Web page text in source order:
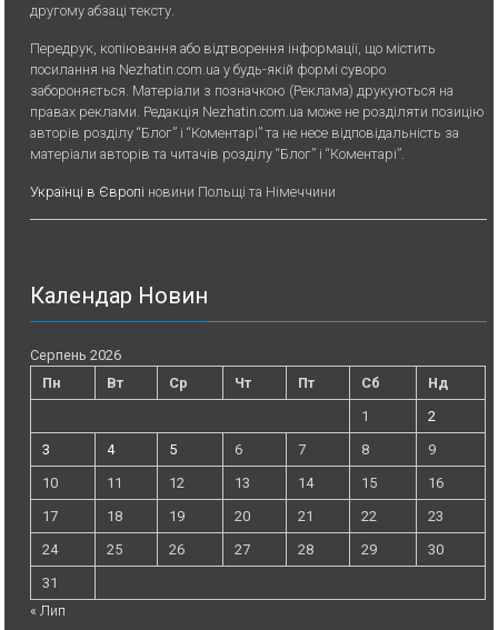
другому абзаці тексту.
Передрук, копiювання або вiдтворення iнформацiї, що мiстить
посилання на Nezhatin.com.ua у будь-якiй формi суворо
забороняється. Матеріали з позначкою (Реклама) друкуються на
правах реклами. Редакція Nezhatin.com.ua може не розділяти позицію
авторів розділу “Блог” і “Коментарі” та не несе відповідальність за
матеріали авторів та читачів розділу “Блог” і “Коментарі”.
Українці в Європі новини Польщі та Німеччини
Календар Новин
Серпень 2026
Пн
Вт Ср Чт Пт Сб
Нд
1
2
3
4 5 6 7 8
9
10
11 12 13 14 15
16
17
18 19 20 21 22
23
24
25 26 27 28 29
30
31
« Лип